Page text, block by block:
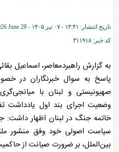
تاریخ انتشار: ۱۴:۴۱ - ۰۷ تير ۱۴۰۵ -
June 28
کد خبر: ۳۱۱۹۱۸
به گزارش راهبردمعاصر، اسماعیل
پاسخ به سوال خبرنگاران در
صهیونیستی و لبنان با
وضعیت اجرای بند اول یادداشت
خاتمه جنگ در لبنان اظهار داشت:
سیاست اصولی خود وفق منشور
بین‌الملل، بر ضرورت صیانت از